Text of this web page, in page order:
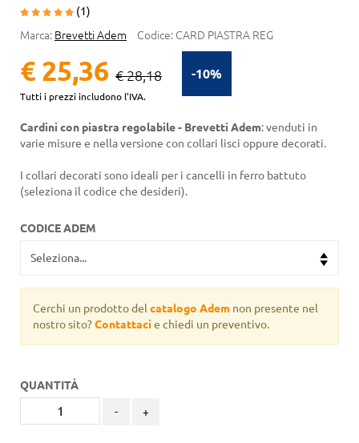
(1)
Marca: Brevetti Adem Codice: CARD PIASTRA REG
-10%
€ 25,36 € 28,18
Tutti i prezzi includono l'IVA.
Cardini con piastra regolabile - Brevetti Adem: venduti in
varie misure e nella versione con collari lisci oppure decorati.
I collari decorati sono ideali per i cancelli in ferro battuto
(seleziona il codice che desideri).
CODICE ADEM
Cerchi un prodotto del catalogo Adem non presente nel
nostro sito?Contattacie chiedi un preventivo.
QUANTITÀ
- +